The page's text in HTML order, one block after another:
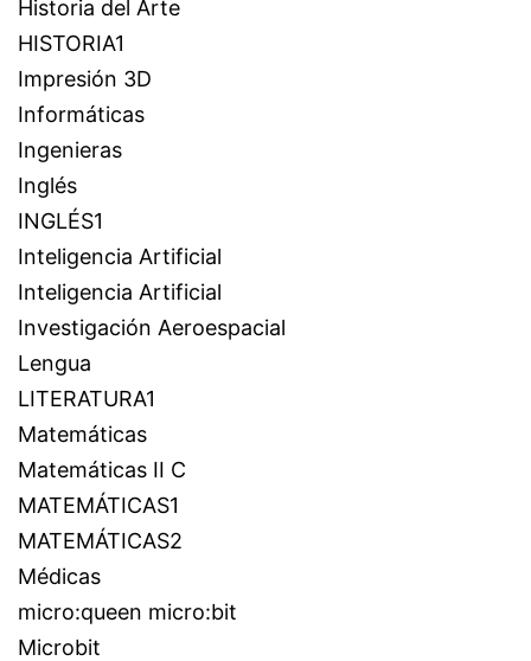
Historia del Arte
HISTORIA1
Impresión 3D
Informáticas
Ingenieras
Inglés
INGLÉS1
Inteligencia Artificial
Inteligencia Artificial
Investigación Aeroespacial
Lengua
LITERATURA1
Matemáticas
Matemáticas II C
MATEMÁTICAS1
MATEMÁTICAS2
Médicas
micro:queen micro:bit
Microbit